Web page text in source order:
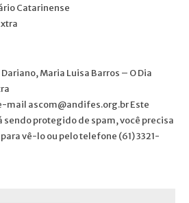
Catarinense
Maria Luisa Barros – O Dia
mail ascom@andifes.org.br Este
protegido de spam, você precisa
vê-lo ou pelo telefone (61) 3321-